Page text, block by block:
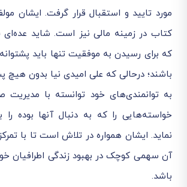
مورد تایید و استقبال قرار گرفت. ایشان
کتاب در زمینه مالی نیز است. شاید عده‌ای
که برای رسیدن به موفقیت تنها باید
باشند؛ درحالی که علی امیدی نیا بدون هیچ
به توانمندی‌های خود توانسته با
خواسته‌هایی را که به دنبال آنها بوده را
نماید. ایشان همواره در تلاش است تا با
آن سهمی کوچک در بهبود زندگی اطرافیان
باشد.